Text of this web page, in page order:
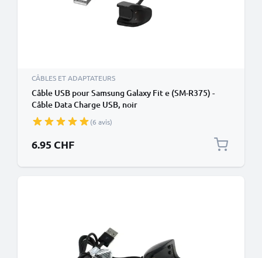
CÂBLES ET ADAPTATEURS
Câble USB pour Samsung Galaxy Fit e (SM-R375) -
Câble Data Charge USB, noir
(6 avis)
6.95 CHF